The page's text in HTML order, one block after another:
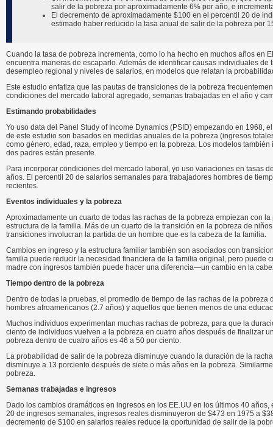
salir de la pobreza por aproximadamente 6% por año, e
El decremento de aproximadamente $100 en el percentil 20 de
estimado haber reducido la tasa anual de salir de la pobreza por
Cuando la tasa de pobreza incrementa, como lo ha hecho en muchos años en
encuentra maneras de escaparlo. Además de identificar causas individuales
desempleo regional y niveles de salarios, en modelos que relatan la
Este estudio enfatiza que las pautas de transiciones de la pobreza
condiciones del mercado laboral agregado, semanas trabajadas en el año y
Estimando probabilidades
Yo uso data del Panel Study of Income Dynamics (PSID) empezando en
de este estudio son basados en medidas anuales de la pobreza (ingresos
como género, edad, raza, empleo y tiempo en la pobreza. Los modelos
dos padres están presente.
Para incorporar condiciones del mercado laboral, yo uso variaciones en tasas
años. El percentil 20 de salarios semanales para trabajadores hombres de
recientes.
Eventos individuales y la pobreza
Aproximadamente un cuarto de todas las rachas de la pobreza empiezan con
estructura de la familia. Más de un cuarto de la transición en la pobreza de
transiciones involucran la partida de un hombre que es la cabeza de la familia.
Cambios en ingreso y la estructura familiar también son asociados con
familia puede reducir la necesidad financiera de la familia original, pero
madre con ingresos también puede hacer una diferencia—un cambio en la
Tiempo dentro de la pobreza
Dentro de todas la pruebas, el promedio de tiempo de las rachas de la
hombres afroamericanos (2.7 años) y aquellos que tienen menos de una
Muchos individuos experimentan muchas rachas de pobreza, para que la
ciento de individuos vuelven a la pobreza en cuatro años después de finalizar
pobreza dentro de cuatro años es 46 a 50 por ciento.
La probabilidad de salir de la pobreza disminuye cuando la duración de la
disminuye a 13 porciento después de siete o más años en la pobreza.
pobreza.
Semanas trabajadas e ingresos
Dado los cambios dramáticos en ingresos en los EE.UU en los últimos 40
20 de ingresos semanales, ingresos reales disminuyeron de $473 en 1975 a
decremento de $100 en salarios reales reduce la oportunidad de salir de la